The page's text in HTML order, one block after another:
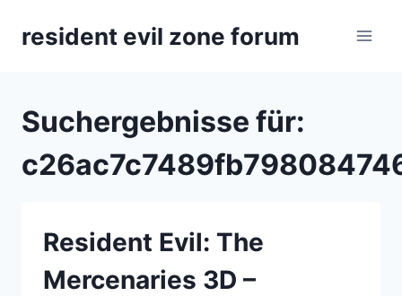
Inhaltresident evil zone forum
Suchergebnisse für:
Resident Evil: The
Mercenaries 3D –